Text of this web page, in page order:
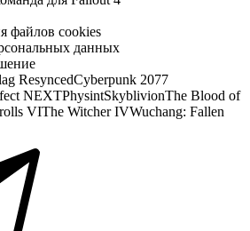
файлов cookies
данных
ResyncedCyberpunk 2077
NEXTPhysintSkyblivionThe Blood of
VIThe Witcher IVWuchang: Fallen